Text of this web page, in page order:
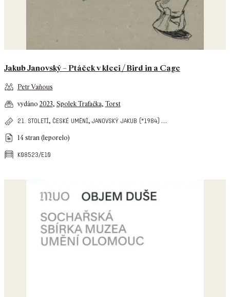
Jakub Janovský – Ptáček v kleci / Bird in a Cage
Petr Vaňous
vydáno 2023, Spolek Trafačka, Torst
21. století, české umění, janovský jakub (*1984) …
14 stran (leporelo)
k08523/e10